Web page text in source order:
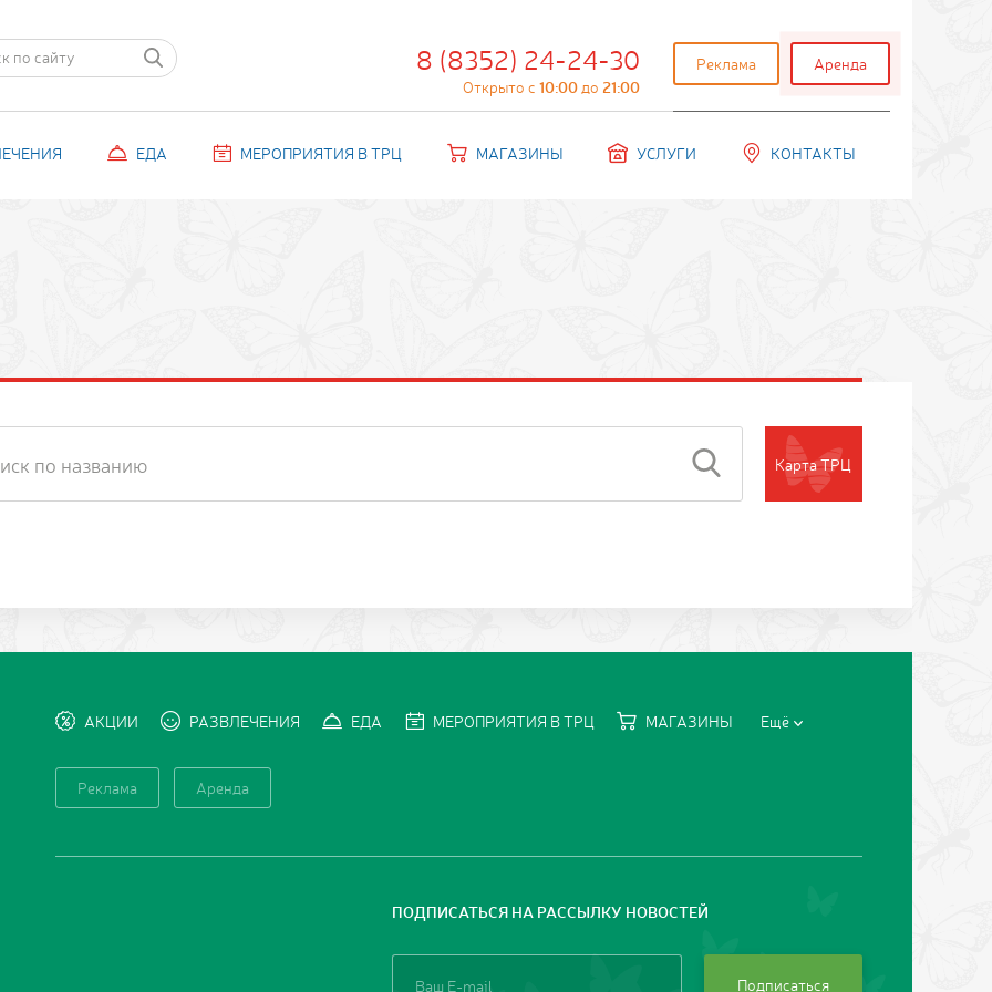
8 (8352) 24-24-30
Открыто с 10:00до 21:00
Реклама Аренда
ЕДА МЕРОПРИЯТИЯ В ТРЦ МАГАЗИНЫ УСЛУГИ КОНТАКТЫ
Карта ТРЦ
АКЦИИ РАЗВЛЕЧЕНИЯ ЕДА МЕРОПРИЯТИЯ В ТРЦ МАГАЗИНЫ Ещё
Реклама Аренда
ПОДПИСАТЬСЯ НА РАССЫЛКУ НОВОСТЕЙ
Подписаться